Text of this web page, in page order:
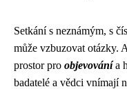
Setkání s neznámým, s
může vzbuzovat otázky.
prostor pro objevovánía
badatelé a vědci vnímají